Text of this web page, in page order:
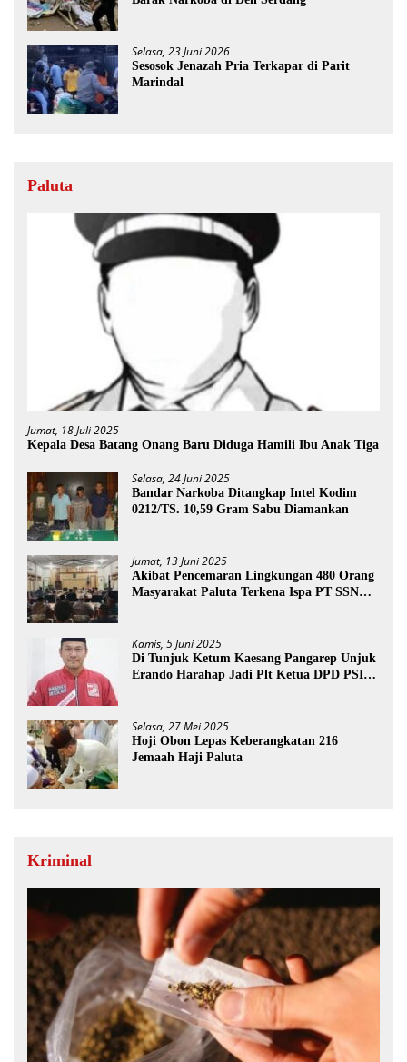
Selasa, 23 Juni 2026
Sesosok Jenazah Pria Terkapar di Parit
Marindal
Paluta
Jumat, 18 Juli 2025
Kepala Desa Batang Onang Baru Diduga Hamili Ibu Anak Tiga
Selasa, 24 Juni 2025
Bandar Narkoba Ditangkap Intel Kodim
0212/TS. 10,59 Gram Sabu Diamankan
Jumat, 13 Juni 2025
Akibat Pencemaran Lingkungan 480 Orang
Masyarakat Paluta Terkena Ispa PT SSN
Kamis, 5 Juni 2025
Di Tunjuk Ketum Kaesang Pangarep Unjuk
Erando Harahap Jadi Plt Ketua DPD PSI
Selasa, 27 Mei 2025
Hoji Obon Lepas Keberangkatan 216
Jemaah Haji Paluta
Kriminal